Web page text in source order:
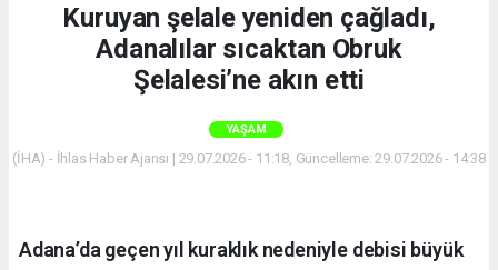
Kuruyan şelale yeniden çağladı,
Adanalılar sıcaktan Obruk
Şelalesi’ne akın etti
YAŞAM
(İHA) - İhlas Haber Ajansı | 29.07.2026 - 11:18, Güncelleme: 29.07.2026 - 14:38
Adana’da geçen yıl kuraklık nedeniyle debisi büyük